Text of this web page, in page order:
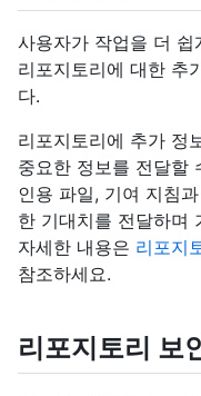
사용자가 작업을 더
리포지토리에 대한 추
다.
리포지토리에 추가 정
중요한 정보를 전달할
인용 파일, 기여 지침
한 기대치를 전달하며
자세한 내용은 리포지
참조하세요.
리포지토리 보